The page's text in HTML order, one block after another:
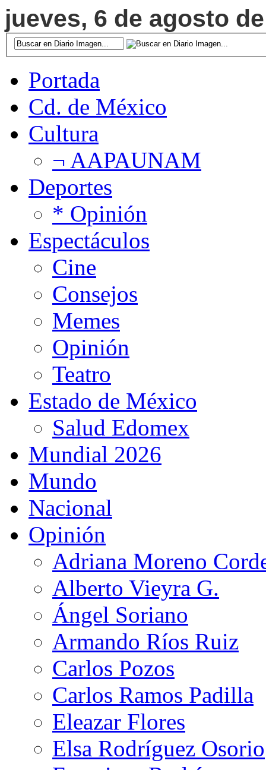
jueves, 6 de agosto
Portada
Cd. de México
Cultura
¬ AAPAUNAM
Deportes
* Opinión
Espectáculos
Cine
Consejos
Memes
Opinión
Teatro
Estado de México
Salud Edomex
Mundial 2026
Mundo
Nacional
Opinión
Adriana Moreno
Alberto Vieyra G.
Ángel Soriano
Armando Ríos Ruiz
Carlos Pozos
Carlos Ramos Padilla
Eleazar Flores
Elsa Rodríguez Osorio